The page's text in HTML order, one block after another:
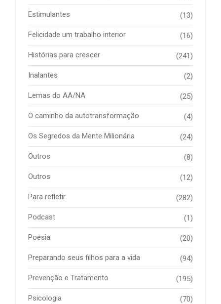
Estimulantes (13)
Felicidade um trabalho interior (16)
Histórias para crescer (241)
Inalantes (2)
Lemas do AA/NA (25)
O caminho da autotransformação (4)
Os Segredos da Mente Milionária (24)
Outros (8)
Outros (12)
Para refletir (282)
Podcast (1)
Poesia (20)
Preparando seus filhos para a vida (94)
Prevenção e Tratamento (195)
Psicologia (70)